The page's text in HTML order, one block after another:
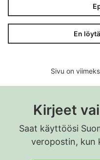
En
Sivu on
Kirjeet
Saat käyttöösi
veropostin, kun